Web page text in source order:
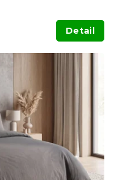
Detail